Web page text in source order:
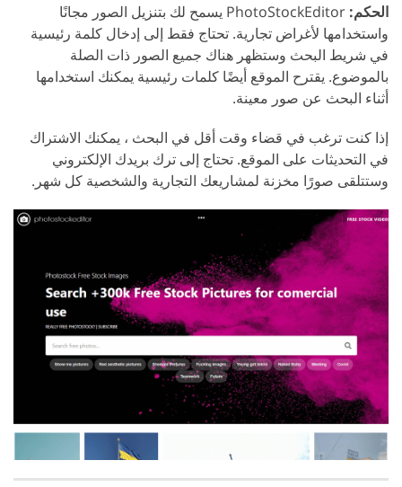
الحكم:
PhotoStockEditor يسمح لك بتنزيل الصور مجانًا
واستخدامها لأغراض تجارية. تحتاج فقط إلى إدخال كلمة رئيسية
في شريط البحث وستظهر هناك جميع الصور ذات الصلة
بالموضوع. يقترح الموقع أيضًا كلمات رئيسية يمكنك استخدامها
أثناء البحث عن صور معينة.
إذا كنت ترغب في قضاء وقت أقل في البحث ، يمكنك الاشتراك
في التحديثات على الموقع. تحتاج إلى ترك بريدك الإلكتروني
وستتلقى صورًا مخزنة لمشاريعك التجارية والشخصية كل شهر.